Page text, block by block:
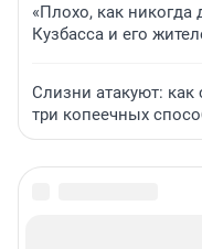
«Плохо, как никогда
Кузбасса и его
Слизни атакуют: как
три копеечных